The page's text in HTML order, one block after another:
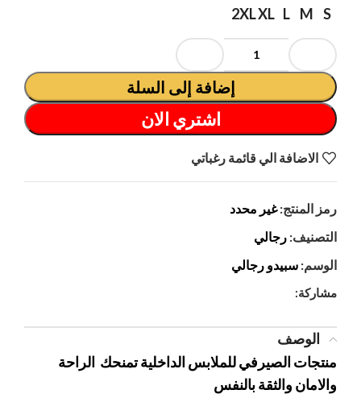
S
M
L
XL
2XL
إضافة إلى السلة
اشتري الان
الاضافة الي قائمة رغباتي
رمز المنتج:غير محدد
التصنيف: رجالي
الوسم: سبيدو رجالي
مشاركة:
الوصف
منتجات الصيرفي للملابس الداخلية تمنحك الراحة
والامان والثقة بالنفس